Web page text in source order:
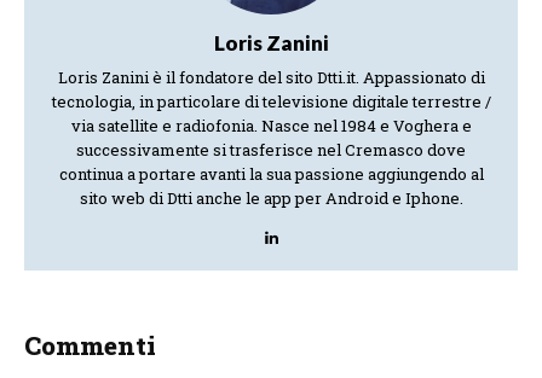
Loris Zanini
Loris Zanini è il fondatore del sito Dtti.it. Appassionato di
tecnologia, in particolare di televisione digitale terrestre /
via satellite e radiofonia. Nasce nel 1984 e Voghera e
successivamente si trasferisce nel Cremasco dove
continua a portare avanti la sua passione aggiungendo al
sito web di Dtti anche le app per Android e Iphone.
Commenti